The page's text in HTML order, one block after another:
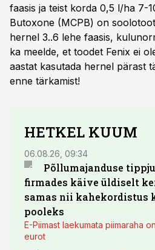
faasis ja teist korda 0,5 l/ha 7-
Butoxone (MCPB) on
hernel 3..6 lehe faasis,
ka meelde, et toodet Fenix ei
aastat kasutada hernel pärast
enne tärkamist!
HETKEL KUUM
06.08.26, 09:34
Põllumajanduse
firmades käive üldiselt
samas nii kahekordistus
pooleks
E-Piimast laekumata piimaraha
eurot